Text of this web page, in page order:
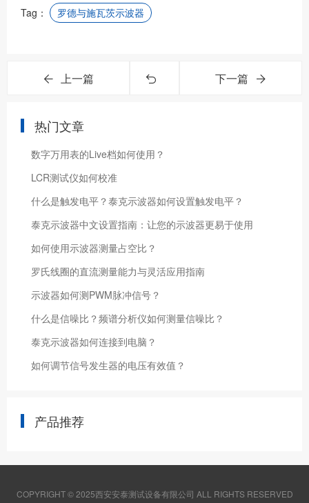
Tag： 罗德与施瓦茨示波器
上一篇 下一篇
热门文章
数字万用表的Live档如何使用？
LCR测试仪如何校准
什么是触发电平？泰克示波器如何设置触发电平？
泰克示波器中文设置指南：让您的示波器更易于使用
如何使用示波器测量占空比？
罗氏线圈的直流测量能力与灵活应用指南
示波器如何测PWM脉冲信号？
什么是信噪比？频谱分析仪如何测量信噪比？
泰克示波器如何连接到电脑？
如何调节信号发生器的电压有效值？
产品推荐
COPYRIGHT © 2025西安安泰测试设备有限公司 ALL RIGHTS RESERVED